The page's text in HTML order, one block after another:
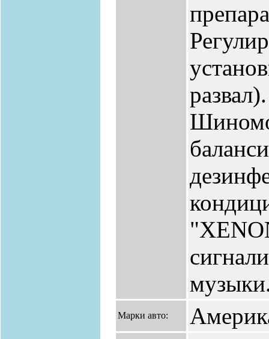
Марки авто: